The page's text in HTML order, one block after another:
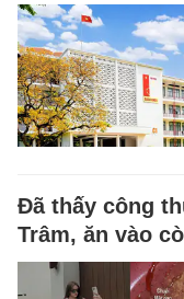
Đã thấy công
Trâm, ăn vào